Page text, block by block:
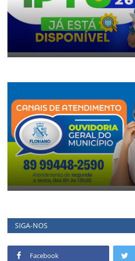
SIGA-NOS
Facebook